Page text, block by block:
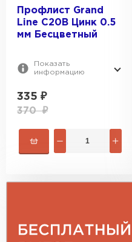
NL805
C20
ТОЛЩИНА, ММ:
0.3
0.5
0.7
Полиэстер
Drap
Satin
Профлист Grand
Line С20В Цинк 0.5
мм Бесцветный
Показать
информацию
335 ₽
370₽